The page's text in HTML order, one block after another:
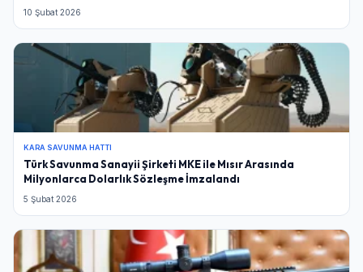
10 Şubat 2026
KARA SAVUNMA HATTI
Türk Savunma Sanayii Şirketi MKE ile Mısır Arasında
Milyonlarca Dolarlık Sözleşme İmzalandı
5 Şubat 2026